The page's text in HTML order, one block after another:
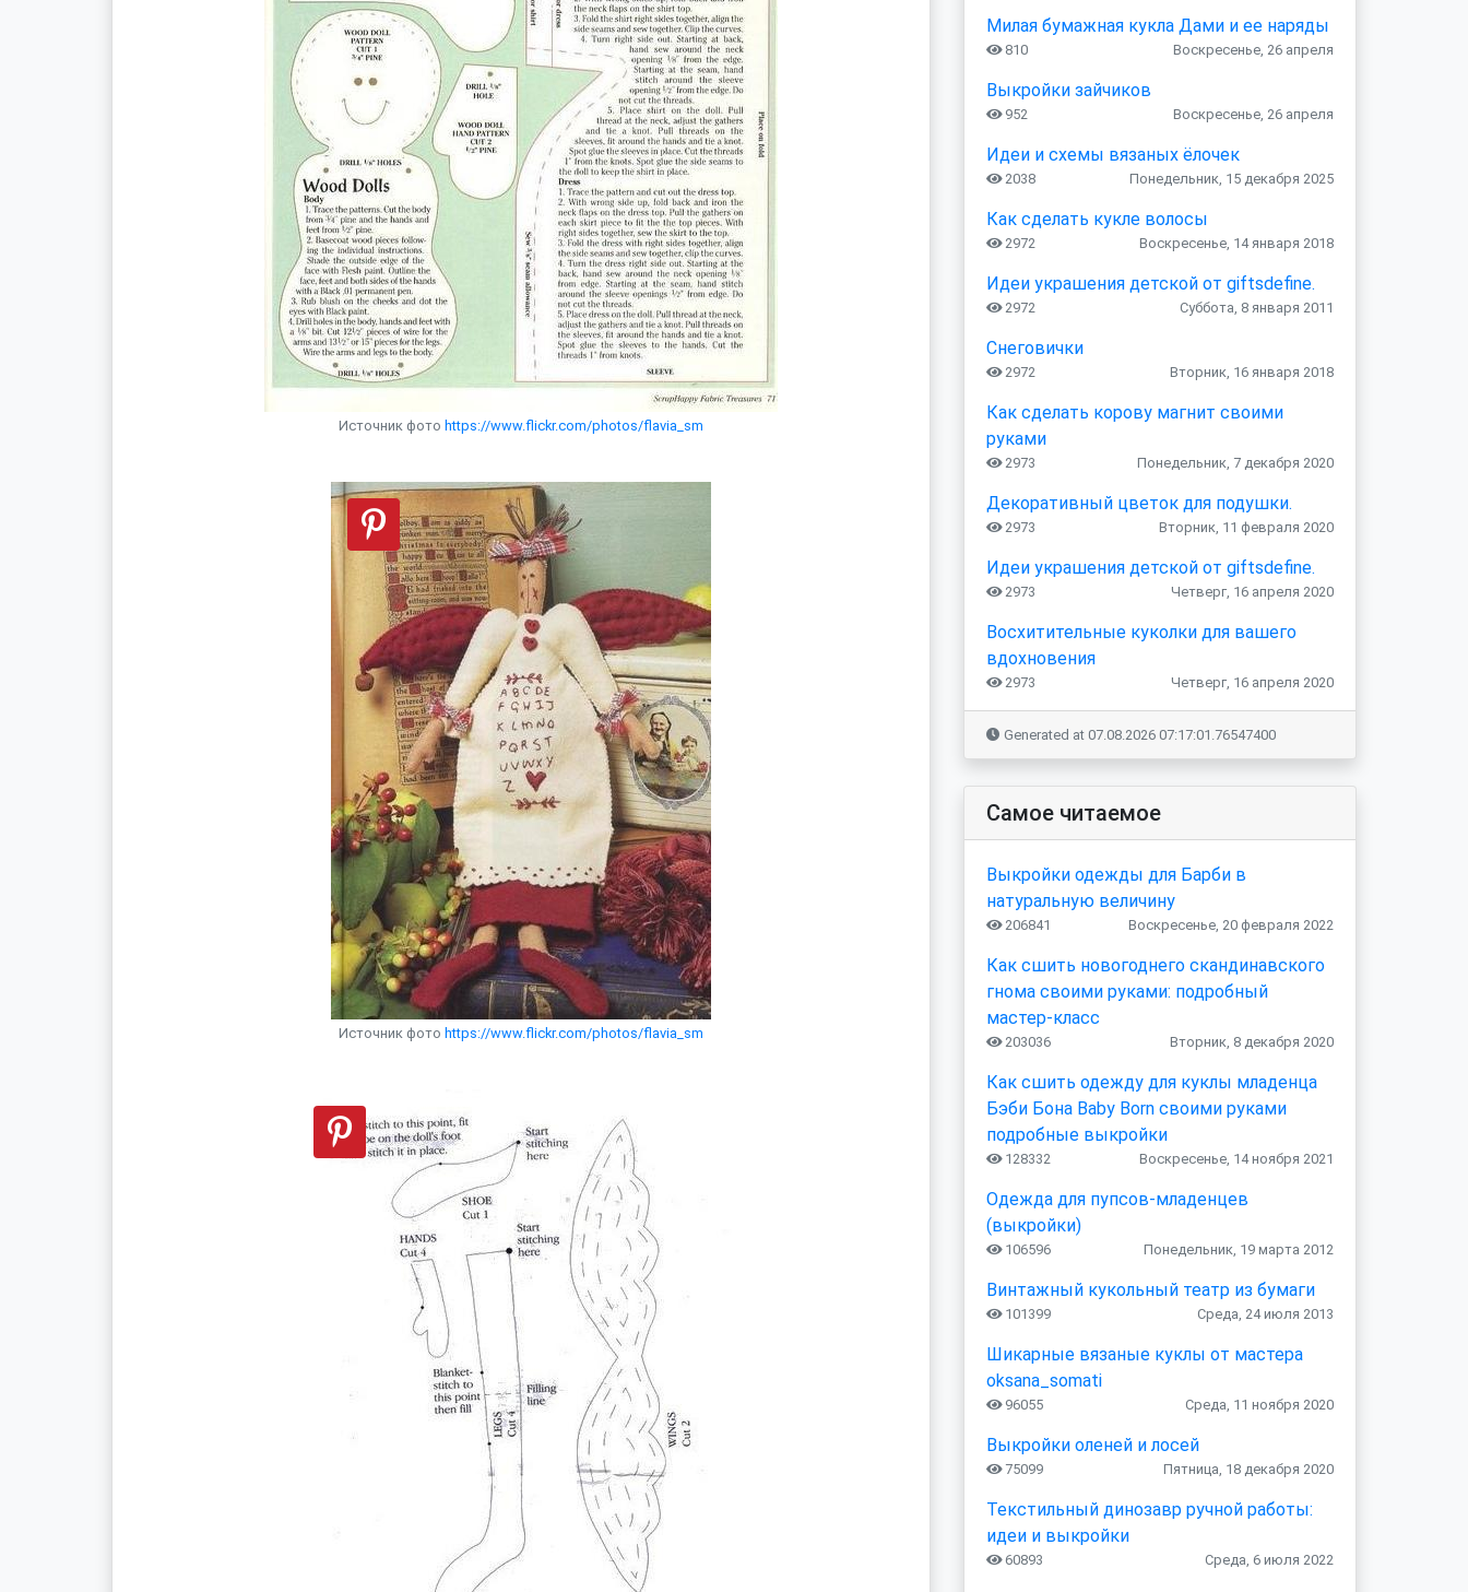
Источник фото https://www.flickr.com/photos/flavia_sm
Источник фото https://www.flickr.com/photos/flavia_sm
Милая бумажная кукла Дами и ее наряды
810 Воскресенье, 26 апреля
Выкройки зайчиков
952 Воскресенье, 26 апреля
Идеи и схемы вязаных ёлочек
2038 Понедельник, 15 декабря 2025
Как сделать кукле волосы
2972 Воскресенье, 14 января 2018
Идеи украшения детской от giftsdefine.
2972 Суббота, 8 января 2011
Снеговички
2972 Вторник, 16 января 2018
Как сделать корову магнит своими
руками
2973 Понедельник, 7 декабря 2020
Декоративный цветок для подушки.
2973 Вторник, 11 февраля 2020
Идеи украшения детской от giftsdefine.
2973 Четверг, 16 апреля 2020
Восхитительные куколки для вашего
вдохновения
2973 Четверг, 16 апреля 2020
Generated at 07.08.2026 07:17:01.76547400
Самое читаемое
Выкройки одежды для Барби в
натуральную величину
206841 Воскресенье, 20 февраля 2022
Как сшить новогоднего скандинавского
гнома своими руками: подробный
мастер-класс
203036 Вторник, 8 декабря 2020
Как сшить одежду для куклы младенца
Бэби Бона Baby Born своими руками
подробные выкройки
128332 Воскресенье, 14 ноября 2021
Одежда для пупсов-младенцев
(выкройки)
106596 Понедельник, 19 марта 2012
Винтажный кукольный театр из бумаги
101399 Среда, 24 июля 2013
Шикарные вязаные куклы от мастера
oksana_somati
96055 Среда, 11 ноября 2020
Выкройки оленей и лосей
75099 Пятница, 18 декабря 2020
Текстильный динозавр ручной работы:
идеи и выкройки
60893 Среда, 6 июля 2022